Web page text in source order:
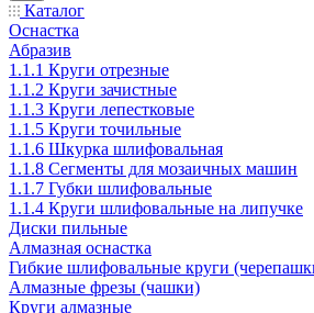
Каталог
Оснастка
Абразив
1.1.1 Круги отрезные
1.1.2 Круги зачистные
1.1.3 Круги лепестковые
1.1.5 Круги точильные
1.1.6 Шкурка шлифовальная
1.1.8 Сегменты для мозаичных машин
1.1.7 Губки шлифовальные
1.1.4 Круги шлифовальные на липучке
Диски пильные
Алмазная оснастка
Гибкие шлифовальные круги
Алмазные фрезы (чашки)
Круги алмазные